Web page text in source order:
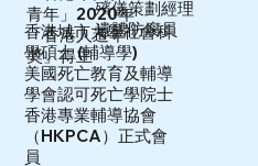
青年」 2020年
「香港人道年
奬」得主
殯儀策劃經理
遺體防腐員
香港城市大學社會科
學碩士 (輔導學)
美國死亡教育及輔導
學會認可死亡學院士
香港專業輔導協會
（HKPCA）正式會
員